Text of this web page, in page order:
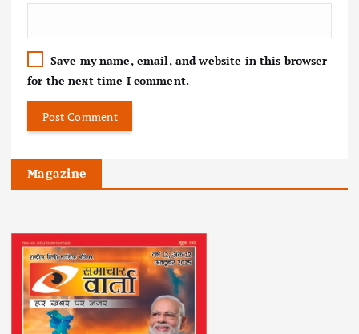
Save my name, email, and website in this browser
for the next time I comment.
Magazine